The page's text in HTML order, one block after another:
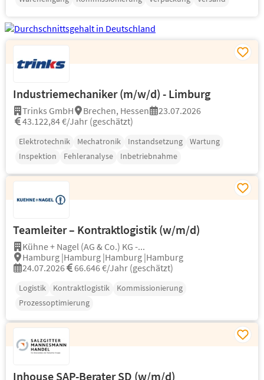
Industriemechaniker (m/w/d) - Limburg
Trinks GmbH Brechen, Hessen
23.07.2026
43.122,84 €/Jahr (geschätzt)
Elektrotechnik Mechatronik Instandsetzung
Wartung
Inspektion
Fehleranalyse Inbetriebnahme
Teamleiter – Kontraktlogistik (w/m/d)
Kühne + Nagel (AG & Co.) KG -...
Hamburg |Hamburg |Hamburg |Hamburg
24.07.2026
66.646 €/Jahr (geschätzt)
Logistik Kontraktlogistik
Kommissionierung
Prozessoptimierung
Inhouse SAP-Berater SD (w/m/d)